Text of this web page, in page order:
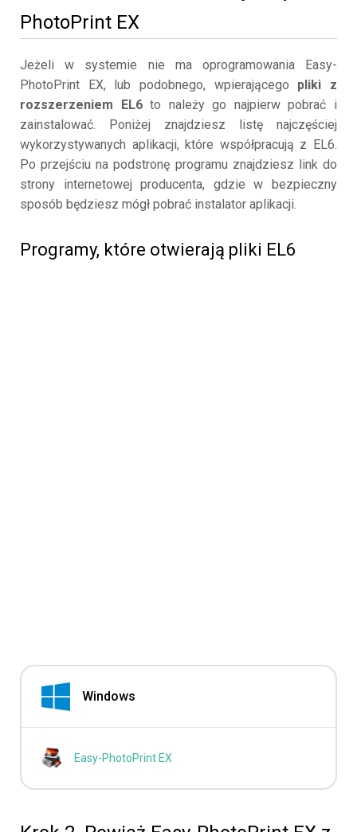
PhotoPrint EX
Jeżeli w systemie nie ma oprogramowania Easy-
PhotoPrint EX, lub podobnego, wpierającego pliki z
rozszerzeniem EL6to należy go najpierw pobrać i
zainstalować. Poniżej znajdziesz listę najczęściej
wykorzystywanych aplikacji, które współpracują z EL6.
Po przejściu na podstronę programu znajdziesz link do
strony internetowej producenta, gdzie w bezpieczny
sposób będziesz mógł pobrać instalator aplikacji.
Programy, które otwierają pliki EL6
Windows
Easy-PhotoPrint EX